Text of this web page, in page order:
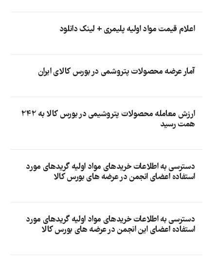
اعلام قیمت مواد اولیه پلیمری + لینک دانلود
آمار عرضه محصولات پتروشمی در بورس کالای ایران
ارزش معامله محصولات پتروشیمی در بورس کالا به 242
همت رسید
دسترسی به اطلاعات خریدهای مواد اولیه گریدهای مورد
استفاده اعضای انجمن در عرضه های بورس کالا
دسترسی به اطلاعات خریدهای مواد اولیه گریدهای مورد
استفاده اعضای این انجمن در عرضه های بورس کالا